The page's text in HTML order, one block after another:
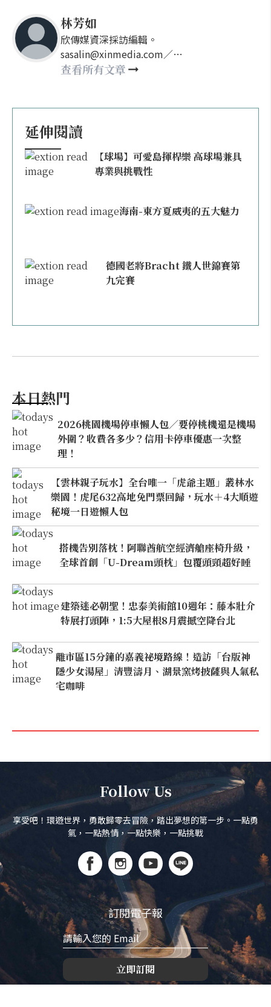
林芳如
欣傳媒資深採訪編輯。
sasalin@xinmedia.com／
happy21917@gmail.com
查看所有文章
延伸閱讀
【球場】可愛島揮桿樂 高球場兼具
專業與挑戰性
海南-東方夏威夷的五大魅力
德國老將Bracht 鐵人世錦賽第
九完賽
本日熱門
2026桃園機場停車懶人包／要停桃機還是機場
外圍？收費各多少？信用卡停車優惠一次整
理！
【雲林親子玩水】全台唯一「虎爺主題」叢林水
樂園！虎尾632高地免門票回歸，玩水＋4大順遊
秘境一日遊懶人包
搭機告別落枕！阿聯酋航空經濟艙座椅升級，
全球首創「U-Dream頭枕」包覆頭頸超好睡
建築迷必朝聖！忠泰美術館10週年：藤本壯介
特展打頭陣，1:5大屋根8月震撼空降台北
離市區15分鐘的嘉義祕境路線！造訪「台版神
隱少女湯屋」清豐濤月、湖景窯烤披薩與人氣私
宅咖啡
Follow Us
享受吧！環遊世界，勇敢歸零去冒險，踏出夢想的第一步。一點勇
氣，一點熱情，一點快樂，一點挑戰
訂閱電子報
立即訂閱